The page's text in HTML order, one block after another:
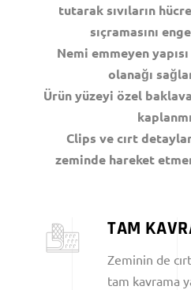
tutarak sıvıların hücre
sıçramasını
Nemi emmeyen
olanağı
Ürün yüzeyi özel
Clips ve cırt
zeminde hareket
TAM
Zeminin de
tam kavrama